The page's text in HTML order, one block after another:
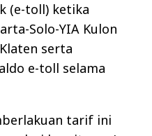
(e-toll) ketika
Solo-YIA Kulon
serta
e-toll selama
tarif ini